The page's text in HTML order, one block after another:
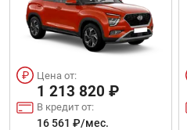
Цена от:
1 213 820 ₽
В кредит от:
16 561 ₽/мес.